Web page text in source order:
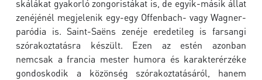
skálákat gyakorló zongoristákat is, de egyik-másik állat
zenéjénél megjelenik egy-egy Offenbach- vagy Wagner-
paródia is. Saint-Saëns zenéje eredetileg is farsangi
szórakoztatásra készült. Ezen az estén azonban
nemcsak a francia mester humora és karakterérzéke
gondoskodik a közönség szórakoztatásáról, hanem